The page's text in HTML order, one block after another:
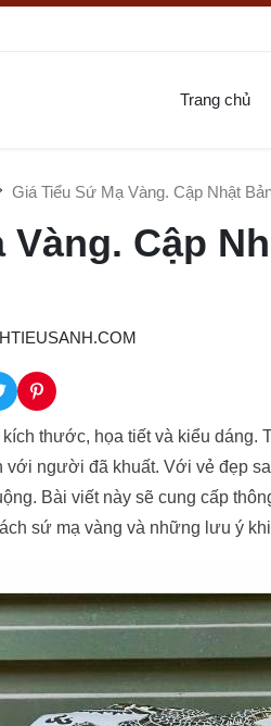
Trang chủ
Giá Tiểu Sứ Mạ Vàng. Cập Nhật
Vàng. Cập
kích thước, họa tiết và kiểu
với người đã khuất. Với vẻ đẹp
Bài viết này sẽ cung cấp
sứ mạ vàng và những lưu ý